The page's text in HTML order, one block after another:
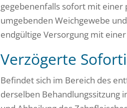
gegebenenfalls sofort mit einer
umgebenden Weichgewebe
endgültige Versorgung mit
Verzögerte
Befindet sich im Bereich des
derselben Behandlungssitzung